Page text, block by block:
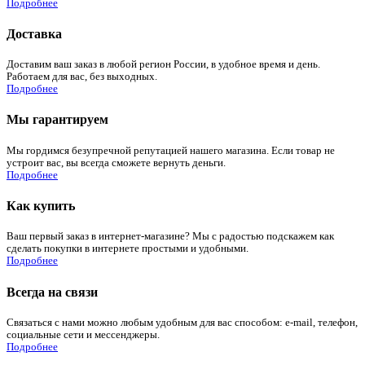
Подробнее
Доставка
Доставим ваш заказ в любой регион России, в удобное время и день.
Работаем для вас, без выходных.
Подробнее
Мы гарантируем
Мы гордимся безупречной репутацией нашего магазина. Если товар не
устроит вас, вы всегда сможете вернуть деньги.
Подробнее
Как купить
Ваш первый заказ в интернет-магазине? Мы с радостью подскажем как
сделать покупки в интернете простыми и удобными.
Подробнее
Всегда на связи
Связаться с нами можно любым удобным для вас способом: e-mail, телефон,
социальные сети и мессенджеры.
Подробнее